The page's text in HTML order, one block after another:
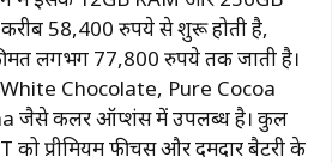
करीब 58,400 रुपये से शुरू होती है,
लगभग 77,800 रुपये तक जाती है।
White Chocolate, Pure Cocoa
जैसे कलर ऑप्शंस में उपलब्ध है। कुल
प्रीमियम फीचर्स और दमदार बैटरी के